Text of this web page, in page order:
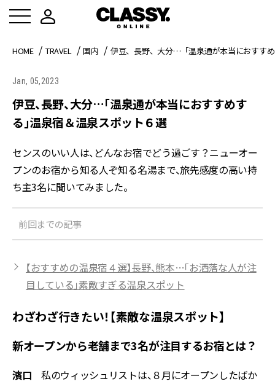
HOME TRAVEL 国内 伊豆、長野、大分…「温泉通が本当におすす
Jan, 05,2023
伊豆、長野、大分…「温泉通が本当におすすめす
る」温泉宿＆温泉スポット６選
センスのいい人は、どんなお宿でどう過ごす？ニューオー
プンのお宿から知る人ぞ知る名湯まで、旅先感度の高い持
ち主3名に聞いてみました。
前回までの記事
【おすすめの温泉宿４選】長野、熊本…「お洒落な人が注
目している」素敵すぎる温泉スポット
わざわざ行きたい！【素敵な温泉スポット】
新オープンから老舗まで3名が注目するお宿とは？
濱口 私のウィッシュリストは、８月にオープンしたばか